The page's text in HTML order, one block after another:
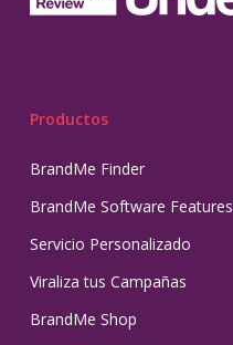
Productos
BrandMe Finder
BrandMe Software Features
Servicio Personalizado
Viraliza tus Campañas
BrandMe Shop